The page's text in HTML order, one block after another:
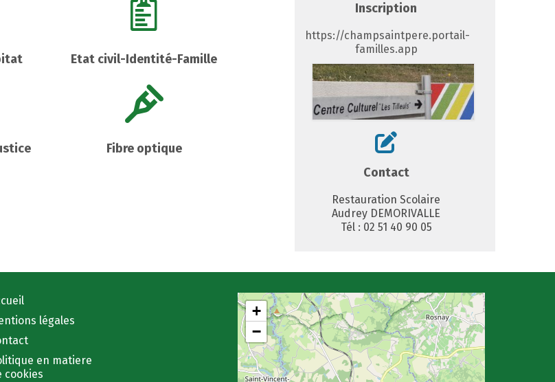
Etat civil-Identité-Famille
Fibre optique
Inscription
https://champsaintpere.portail-
familles.app
Contact
Restauration Scolaire
Audrey DEMORIVALLE
Tél : 02 51 40 90 05
légales
en matiere
cookies
+
−